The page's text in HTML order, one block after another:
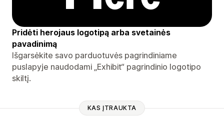
Pridėti herojaus logotipą arba svetainės
pavadinimą
Išgarsėkite savo parduotuvės pagrindiniame
puslapyje naudodami „Exhibit“ pagrindinio logotipo
skiltį.
KAS ĮTRAUKTA